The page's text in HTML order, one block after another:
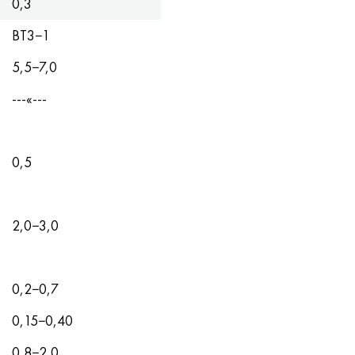
ВТ3−1
5,5−7,0
---«---
0,5
2,0−3,0
0,2−0,7
0,15−0,40